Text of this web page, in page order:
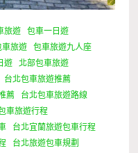
旅遊
包車一日遊
車旅遊
包車旅遊九人座
遊
北部包車旅遊
台北包車旅遊推薦
薦
台北包車旅遊路線
車旅遊行程
台北宜蘭旅遊包車行程
台北旅遊包車規劃